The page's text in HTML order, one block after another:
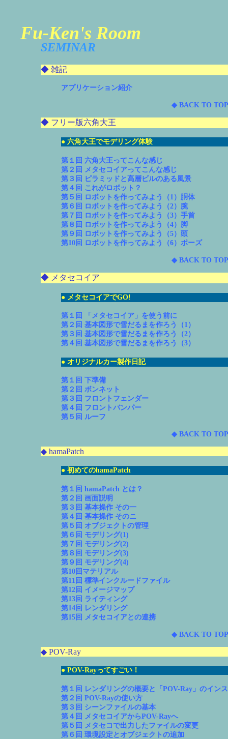
Fu-Ken's Room
SEMINAR
◆ 雑記
アプリケーション紹介
◆ BACK TO
◆ フリー版六角大王
● 六角大王でモデリング体験
第１回 六角大王ってこんな感じ
第２回 メタセコイアってこんな感じ
第３回 ピラミッドと高層ビルのある風景
第４回 これがロボット？
第５回 ロボットを作ってみよう（1）胴体
第６回 ロボットを作ってみよう（2）腕
第７回 ロボットを作ってみよう（3）手首
第８回 ロボットを作ってみよう（4）脚
第９回 ロボットを作ってみよう（5）頭
第10回 ロボットを作ってみよう（6）ポーズ
◆ BACK TO
◆ メタセコイア
● メタセコイアでGO!
第１回 「メタセコイア」を使う前に
第２回 基本図形で雪だるまを作ろう（1）
第３回 基本図形で雪だるまを作ろう（2）
第４回 基本図形で雪だるまを作ろう（3）
● オリジナルカー製作日記
第１回 下準備
第２回 ボンネット
第３回 フロントフェンダー
第４回 フロントバンパー
第５回 ルーフ
◆ BACK TO
◆ hamaPatch
● 初めてのhamaPatch
第１回 hamaPatch とは？
第２回 画面説明
第３回 基本操作 その一
第４回 基本操作 そのニ
第５回 オブジェクトの管理
第６回 モデリング(1)
第７回 モデリング(2)
第８回 モデリング(3)
第９回 モデリング(4)
第10回マテリアル
第11回 標準インクルードファイル
第12回 イメージマップ
第13回 ライティング
第14回 レンダリング
第15回 メタセコイアとの連携
◆ BACK TO
◆ POV-Ray
● POV-Rayってすごい！
第１回 レンダリングの概要と「POV-Ray」のイン
第２回 POV-Rayの使い方
第３回 シーンファイルの基本
第４回 メタセコイアからPOV-Rayへ
第５回 メタセコで出力したファイルの変更
第６回 環境設定とオブジェクトの追加